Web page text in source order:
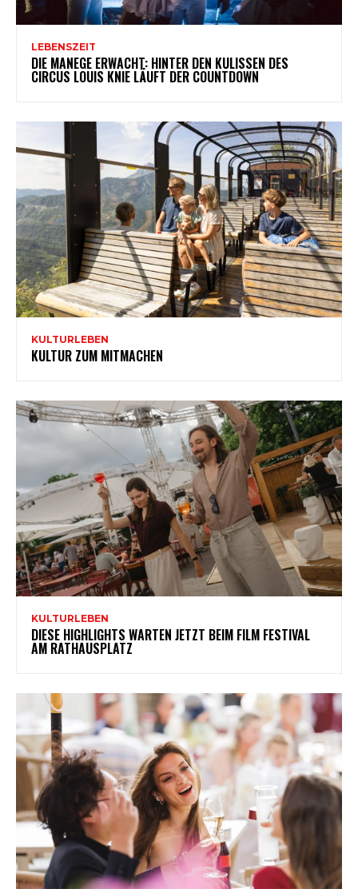
LEBENSZEIT
DIE MANEGE ERWACHT: HINTER DEN KULISSEN DES
CIRCUS LOUIS KNIE LÄUFT DER COUNTDOWN
KULTURLEBEN
KULTUR ZUM MITMACHEN
KULTURLEBEN
DIESE HIGHLIGHTS WARTEN JETZT BEIM FILM FESTIVAL
AM RATHAUSPLATZ